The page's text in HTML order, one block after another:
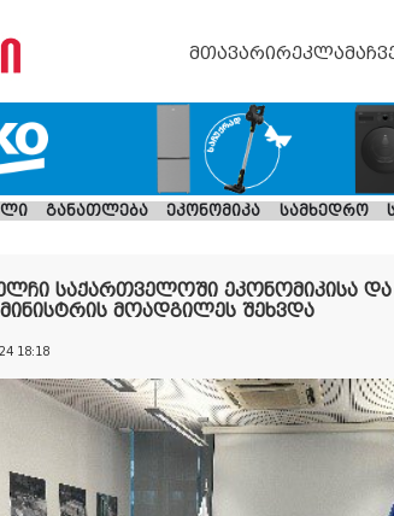
მთავარირეკლამა
განათლება ეკონომიკა სამხედრო
საქართველოში ეკონომიკისა
მოადგილეს შეხვდა
18:18